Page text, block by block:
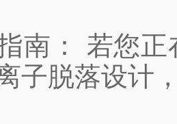
： 若您正
子脱落设计